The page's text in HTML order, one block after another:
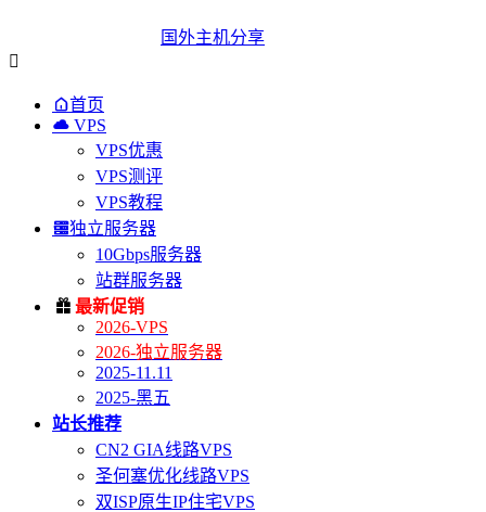
国外主机分享

首页
 VPS
VPS优惠
VPS测评
VPS教程
独立服务器
10Gbps服务器
站群服务器
 最新促销
2026-VPS
2026-独立服务器
2025-11.11
2025-黑五
站长推荐
CN2 GIA线路VPS
圣何塞优化线路VPS
双ISP原生IP住宅VPS